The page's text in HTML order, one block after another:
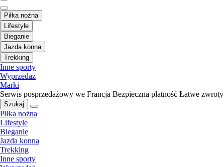
Piłka nożna
Lifestyle
Bieganie
Jazda konna
Trekking
Inne sporty
Wyprzedaż
Marki
Serwis posprzedażowy we Francja Bezpieczna płatność Łatwe zwroty
Szukaj
Piłka nożna
Lifestyle
Bieganie
Jazda konna
Trekking
Inne sporty